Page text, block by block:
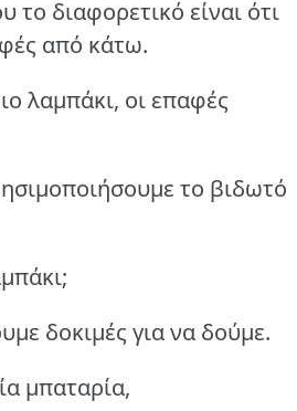
το διαφορετικό είναι ότι
από κάτω.
λαμπάκι, οι επαφές
το βιδωτό
δοκιμές για να δούμε.
μπαταρία,